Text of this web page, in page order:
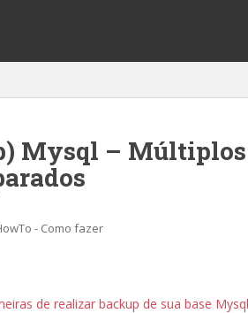
Mysql – Múltiplos
- Como fazer
de realizar backup de sua base Mysql